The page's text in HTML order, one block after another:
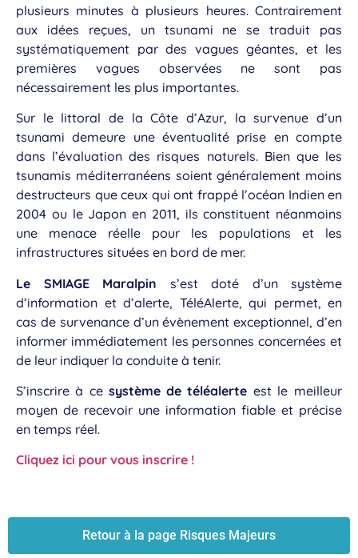
plusieurs minutes à plusieurs heures. Contrairement
aux idées reçues, un tsunami ne se traduit pas
systématiquement par des vagues géantes, et les
premières vagues observées ne sont pas
nécessairement les plus importantes.
Sur le littoral de la Côte d’Azur, la survenue d’un
tsunami demeure une éventualité prise en compte
dans l’évaluation des risques naturels. Bien que les
tsunamis méditerranéens soient généralement moins
destructeurs que ceux qui ont frappé l’océan Indien en
2004 ou le Japon en 2011, ils constituent néanmoins
une menace réelle pour les populations et les
infrastructures situées en bord de mer.
Le SMIAGE Maralpin s’est doté d’un système
d’information et d’alerte, TéléAlerte, qui permet, en
cas de survenance d’un évènement exceptionnel, d’en
informer immédiatement les personnes concernées et
de leur indiquer la conduite à tenir.
S’inscrire à ce système de téléalerte est le meilleur
moyen de recevoir une information fiable et précise
en temps réel.
Cliquez ici pour vous inscrire !
Retour à la page Risques Majeurs